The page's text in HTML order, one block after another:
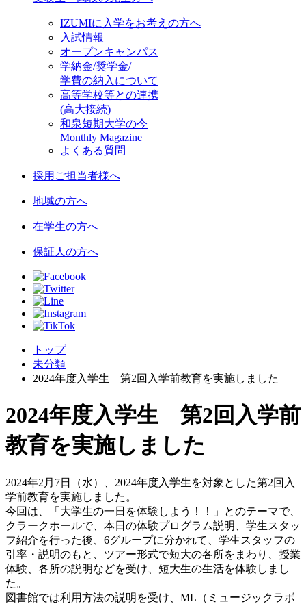
IZUMIに入学をお考えの方へ
入試情報
オープンキャンパス
学納金/奨学金/
学費の納入について
高等学校等との連携
(高大接続)
和泉短期大学の今
Monthly Magazine
よくある質問
採用ご担当者様へ
地域の方へ
在学生の方へ
保証人の方へ
トップ
未分類
2024年度入学生 第2回入学前教育を実施しました
2024年度入学生 第2回入学前
教育を実施しました
2024年2月7日（水）、2024年度入学生を対象とした第2回入
学前教育を実施しました。
今回は、「大学生の一日を体験しよう！！」とのテーマで、
クラークホールで、本日の体験プログラム説明、学生スタッ
フ紹介を行った後、6グループに分かれて、学生スタッフの
引率・説明のもと、ツアー形式で短大の各所をまわり、授業
体験、各所の説明などを受け、短大生の生活を体験しまし
た。
図書館では利用方法の説明を受け、ML（ミュージックラボ